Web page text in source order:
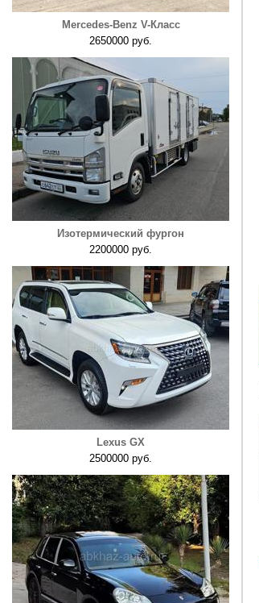
Mercedes-Benz V-Класс
2650000 руб.
Изотермический фургон
2200000 руб.
Lexus GX
2500000 руб.